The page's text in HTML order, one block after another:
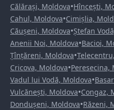
Călărași, Moldova•Hîncești,
Cahul, Moldova•Cimișlia,
Căușeni, Moldova•Ștefan
Anenii Noi, Moldova•Bacioi,
Țînțăreni, Moldova•
Cricova, Moldova•Peresecina,
Vadul lui Vodă, Moldova•
Vulcănești, Moldova•Congaz,
Dondușeni, Moldova•Răzeni,